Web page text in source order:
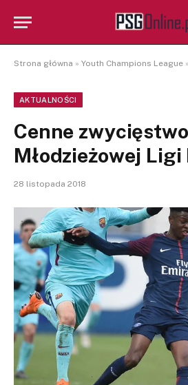
Strona główna » Youth Champions League »
AKTUALNOŚCI
Cenne
Młodzieżowej
28 listopada 2018